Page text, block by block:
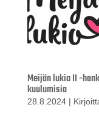
Meijän lukio II -
kuulumisia
28.8.2024 |